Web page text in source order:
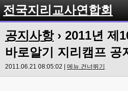
전국지리교사연합회
공지사항› 2011년 제
바로알기 지리캠프 공
2011.06.21 08:05:02 | 메뉴 건너뛰기